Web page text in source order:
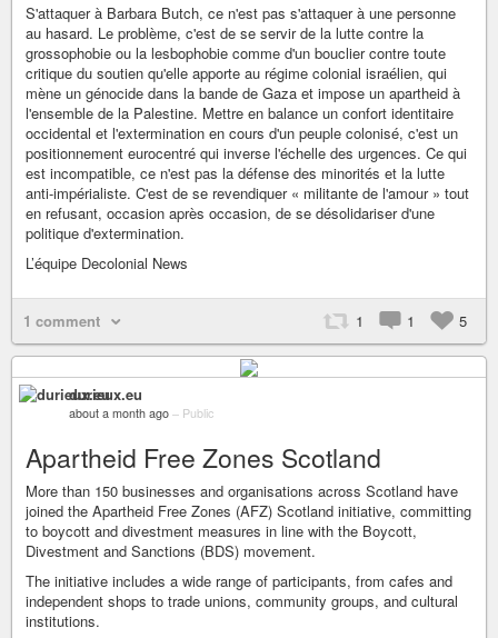
S'attaquer à Barbara Butch, ce n'est pas s'attaquer à une personne
au hasard. Le problème, c'est de se servir de la lutte contre la
grossophobie ou la lesbophobie comme d'un bouclier contre toute
critique du soutien qu'elle apporte au régime colonial israélien, qui
mène un génocide dans la bande de Gaza et impose un apartheid à
l'ensemble de la Palestine. Mettre en balance un confort identitaire
occidental et l'extermination en cours d'un peuple colonisé, c'est un
positionnement eurocentré qui inverse l'échelle des urgences. Ce qui
est incompatible, ce n'est pas la défense des minorités et la lutte
anti-impérialiste. C'est de se revendiquer « militante de l'amour » tout
en refusant, occasion après occasion, de se désolidariser d'une
politique d'extermination.
L’équipe Decolonial News
1 comment 1 1 5
durieux.eu
about a month ago – Public
Apartheid Free Zones Scotland
More than 150 businesses and organisations across Scotland have
joined the Apartheid Free Zones (AFZ) Scotland initiative, committing
to boycott and divestment measures in line with the Boycott,
Divestment and Sanctions (BDS) movement.
The initiative includes a wide range of participants, from cafes and
independent shops to trade unions, community groups, and cultural
institutions.